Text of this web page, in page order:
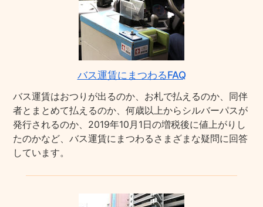
バス運賃にまつわるFAQ
バス運賃はおつりが出るのか、お札で払えるのか、同伴
者とまとめて払えるのか、何歳以上からシルバーパスが
発行されるのか、2019年10月1日の増税後に値上がりし
たのかなど、バス運賃にまつわるさまざまな疑問に回答
しています。